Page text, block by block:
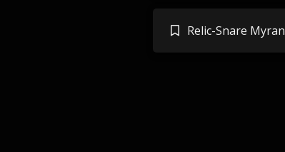
Relic-Snare Myran